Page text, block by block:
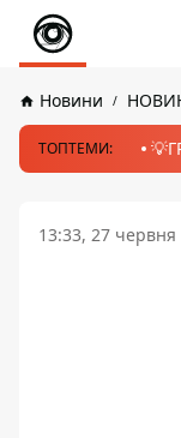
Новини
ТОПТЕМИ:
13:33, 27 червня